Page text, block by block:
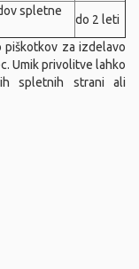
spletne
do 2 leti
za izdelavo
Umik privolitve lahko
spletnih strani ali